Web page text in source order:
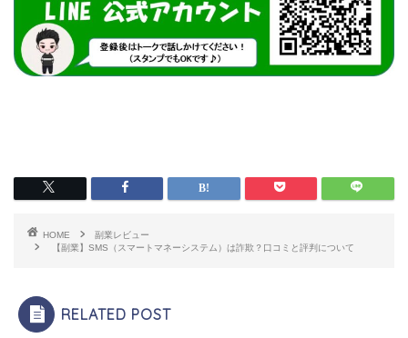
HOME
副業レビュー
【副業】SMS（スマートマネーシステム）は詐欺？口コミと評判について
RELATED POST